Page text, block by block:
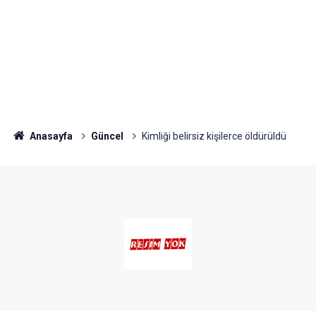
Anasayfa Güncel Kimliği belirsiz kişilerce öldürüldü